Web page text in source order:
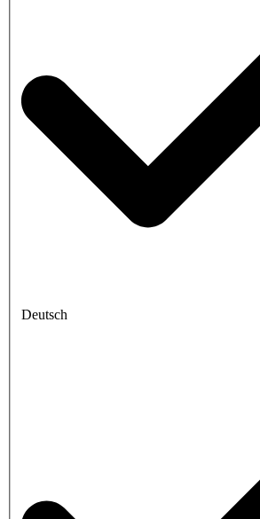
Deutsch